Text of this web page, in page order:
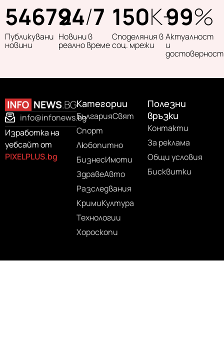
54679
Публикувани
новини
24/7
Новини в
реално време
150K+
Споделяния в
соц. мрежи
99%
Актуалност
и
достоверност
info@infonews.bg
Изработка на
уебсайт от
PIXELPLUS.bg
Категории
БългарияСвят
Спорт
Любопитно
БизнесИмоти
ЗдравеАвто
Разследвания
КримиКултура
Технологии
Хороскопи
Полезни
връзки
Контакти
За реклама
Общи условия
Бисквитки